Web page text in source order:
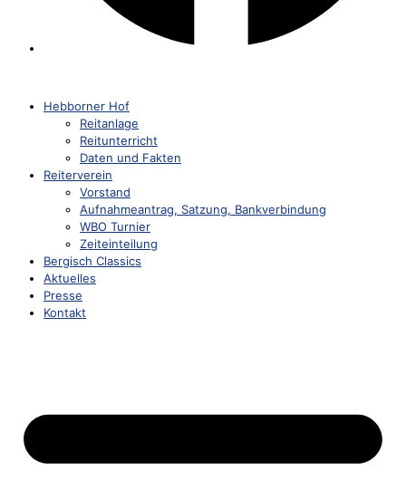
Hebborner Hof
Reitanlage
Reitunterricht
Daten und Fakten
Reiterverein
Vorstand
Aufnahmeantrag, Satzung, Bankverbindung
WBO Turnier
Zeiteinteilung
Bergisch Classics
Aktuelles
Presse
Kontakt